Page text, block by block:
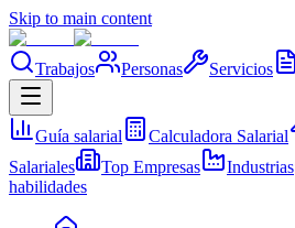
Skip to main content
Trabajos Personas Servicios
Guía salarial Calculadora Salarial
Salariales
Top Empresas Industrias
habilidades